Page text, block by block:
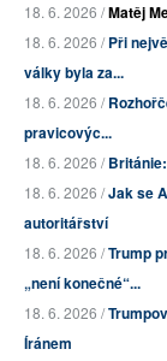
18. 6. 2026 /Matěj
18. 6. 2026 /Při
války byla za...
18. 6. 2026 /
pravicovýc...
18. 6. 2026 /
18. 6. 2026 /Jak se
autoritářství
18. 6. 2026 /Trump
„není konečné“...
18. 6. 2026 /
Íránem